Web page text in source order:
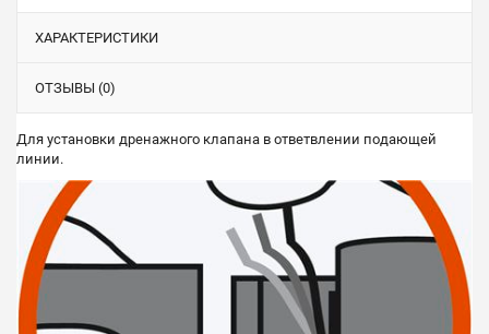
ХАРАКТЕРИСТИКИ
ОТЗЫВЫ (0)
Для установки дренажного клапана в ответвлении подающей
линии.